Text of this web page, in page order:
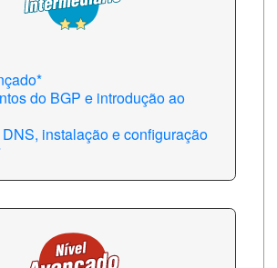
do BGP e introdução ao
instalação e configuração